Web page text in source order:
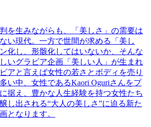
を生みながらも、「美しさ」の需要は
い現代。一方で世間が求める「美し
化し、形骸化してはいないか、そんな
いグラビア企画「美しい人」が生まれ
アと言えば女性の若さとボディを売り
い中、女性であるKaori Oguriさんをプ
据え、豊かな人生経験を持つ女性たち
し出される“大人の美しさ”に迫る新た
となります。